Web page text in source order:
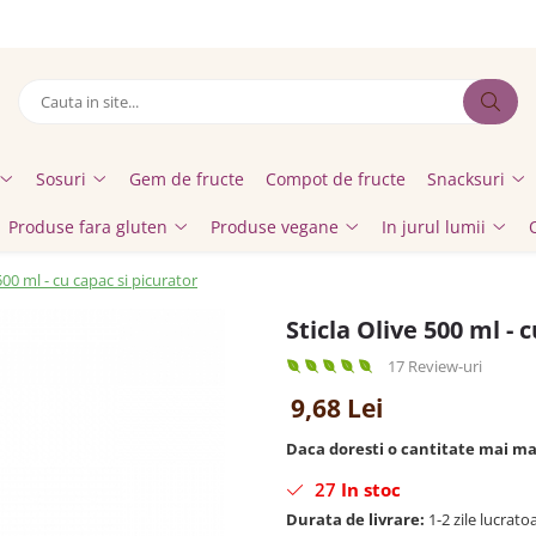
Sosuri Gem de fructe Compot de fructe Snacksuri
Produse fara gluten Produse vegane In jurul lumii
ml - cu capac si picurator
Sticla Olive 500 ml -
17 Review-uri
9,68 Lei
Daca doresti o cantitate mai
27 In stoc
Durata de livrare: 1-2 zile